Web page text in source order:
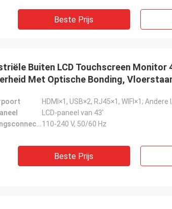
Beste Prijs
Buiten LCD Touchscreen Monitor
Met Optische Bonding,
HDMI×1, USB×2, RJ45×1, WIFI×1; Andere
LCD-paneel van 43'
Voedingsconnector110-240 V, 50/60 Hz
Beste Prijs